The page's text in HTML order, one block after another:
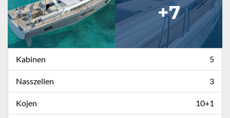
+7
Kabinen 5
Nasszellen 3
Kojen 10+1